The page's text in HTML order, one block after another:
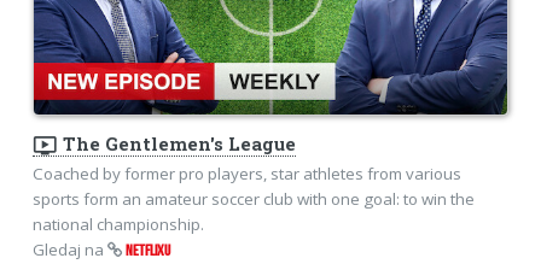
ondemand_video The Gentlemen's League
Coached by former pro players, star athletes from various
sports form an amateur soccer club with one goal: to win the
national championship.
Gledaj na
NETFLIXU